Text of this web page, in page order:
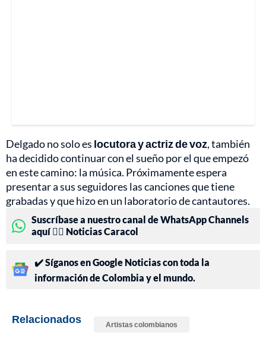
Delgado no solo es locutora y actriz de voz, también
ha decidido continuar con el sueño por el que empezó
en este camino: la música. Próximamente espera
presentar a sus seguidores las canciones que tiene
grabadas y que hizo en un laboratorio de cantautores.
Suscríbase a nuestro canal de WhatsApp Channels
aquí 👉🏻 Noticias Caracol
✔️ Síganos en Google Noticias con toda la
información de Colombia y el mundo.
Relacionados Artistas colombianos